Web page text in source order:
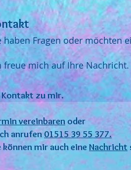
haben Fragen oder möchten
freue mich auf Ihre Nachricht.
Kontakt zu mir.
vereinbaren oder
anrufen01515 39 55 377.
können mir auch eineNachricht